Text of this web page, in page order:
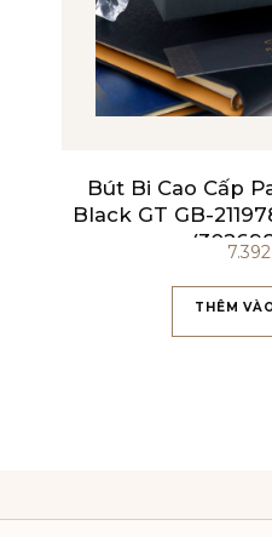
Bút Bi Cao Cấp
Black GT GB-
THÊM